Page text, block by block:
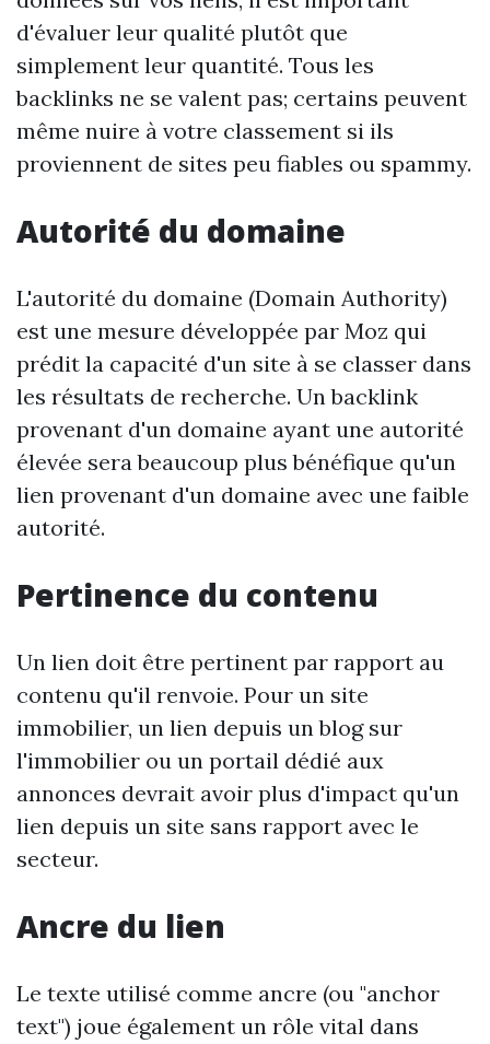
d'évaluer leur qualité plutôt que
simplement leur quantité. Tous les
backlinks ne se valent pas; certains peuvent
même nuire à votre classement si ils
proviennent de sites peu fiables ou spammy.
Autorité du domaine
L'autorité du domaine (Domain Authority)
est une mesure développée par Moz qui
prédit la capacité d'un site à se classer dans
les résultats de recherche. Un backlink
provenant d'un domaine ayant une autorité
élevée sera beaucoup plus bénéfique qu'un
lien provenant d'un domaine avec une faible
autorité.
Pertinence du contenu
Un lien doit être pertinent par rapport au
contenu qu'il renvoie. Pour un site
immobilier, un lien depuis un blog sur
l'immobilier ou un portail dédié aux
annonces devrait avoir plus d'impact qu'un
lien depuis un site sans rapport avec le
secteur.
Ancre du lien
Le texte utilisé comme ancre (ou "anchor
text") joue également un rôle vital dans